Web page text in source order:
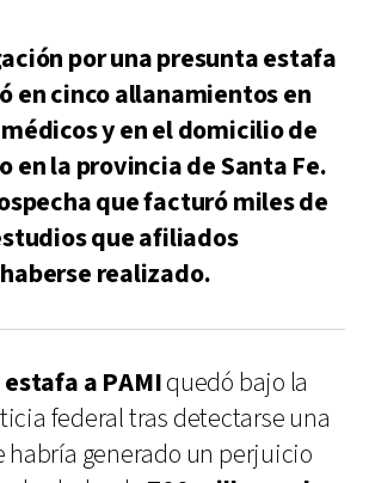
por una presunta estafa
en cinco allanamientos en
y en el domicilio de
en la provincia de Santa Fe.
que facturó miles de
que afiliados
realizado.
estafa a PAMIquedó bajo la
federal tras detectarse una
habría generado un perjuicio